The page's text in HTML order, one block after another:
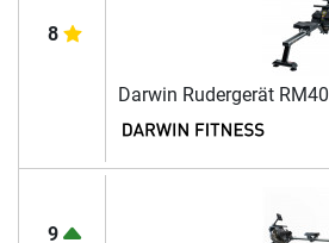
8
Darwin Rudergerät RM40
9